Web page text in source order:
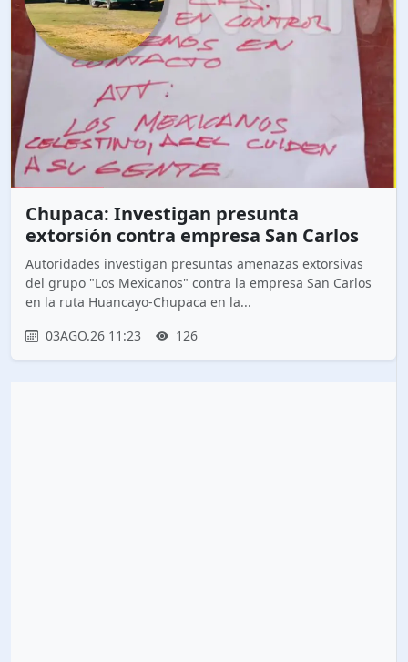
Chupaca: Investigan presunta
extorsión contra empresa San Carlos
Autoridades investigan presuntas amenazas extorsivas
del grupo "Los Mexicanos" contra la empresa San Carlos
en la ruta Huancayo-Chupaca en la...
03AGO.26 11:23
126